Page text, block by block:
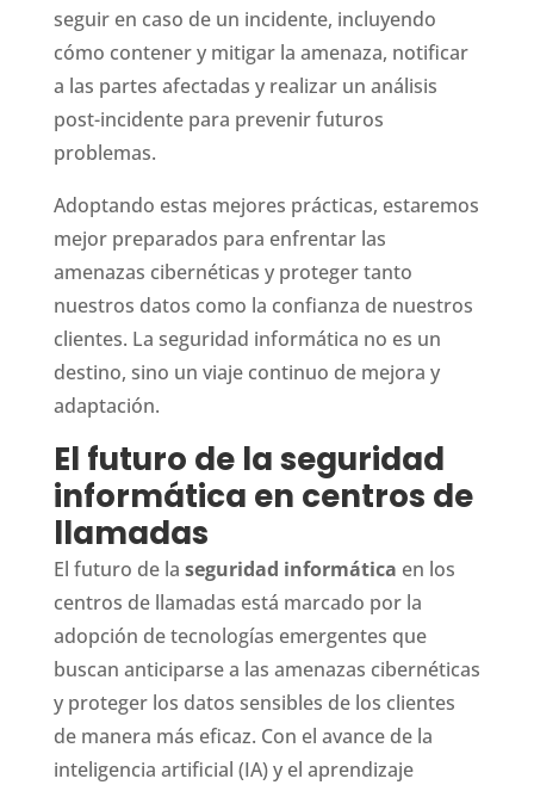
seguir en caso de un incidente, incluyendo
cómo contener y mitigar la amenaza, notificar
a las partes afectadas y realizar un análisis
post-incidente para prevenir futuros
problemas.
Adoptando estas mejores prácticas, estaremos
mejor preparados para enfrentar las
amenazas cibernéticas y proteger tanto
nuestros datos como la confianza de nuestros
clientes. La seguridad informática no es un
destino, sino un viaje continuo de mejora y
adaptación.
El futuro de la seguridad
informática en centros de
llamadas
El futuro de la seguridad informática en los
centros de llamadas está marcado por la
adopción de tecnologías emergentes que
buscan anticiparse a las amenazas cibernéticas
y proteger los datos sensibles de los clientes
de manera más eficaz. Con el avance de la
inteligencia artificial (IA) y el aprendizaje